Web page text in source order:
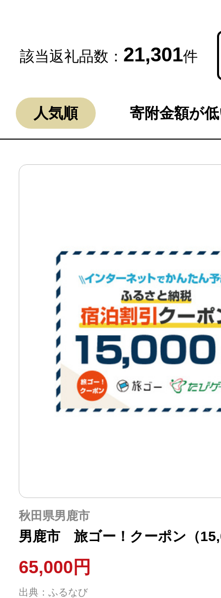
よく見られている返礼品
ふるさと納税徹底比較
寄付上限額シミュレーション
副業・パラレルワーカー
個人事業主・フリーラン
個人事業・フリーランス
ふるさと納税の基礎知識
はじめるバイブルとは
よくあるご質問
問い合わせ
該当返礼品数： 21,301件
人気順 寄附金額が
秋田県男鹿市
男鹿市 旅ゴー！クーポン（
65,000円
出典：ふるなび